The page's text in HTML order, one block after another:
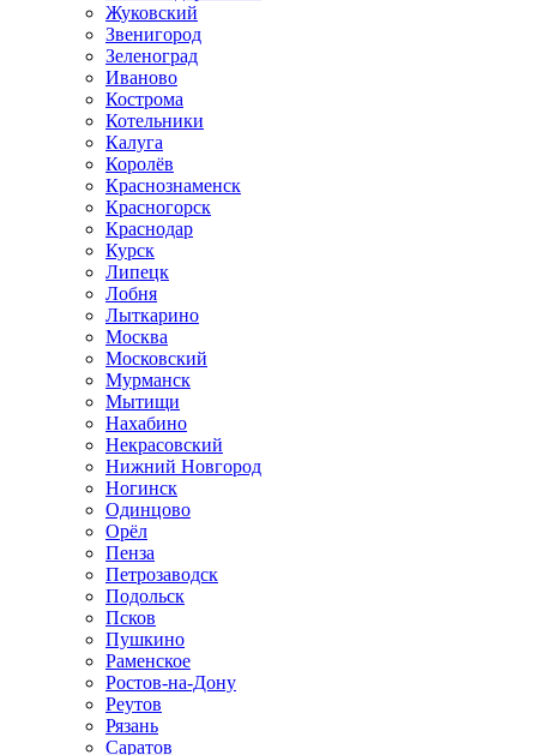
Жуковский
Звенигород
Зеленоград
Иваново
Кострома
Котельники
Калуга
Королёв
Краснознаменск
Красногорск
Краснодар
Курск
Липецк
Лобня
Лыткарино
Москва
Московский
Мурманск
Мытищи
Нахабино
Некрасовский
Нижний Новгород
Ногинск
Одинцово
Орёл
Пенза
Петрозаводск
Подольск
Псков
Пушкино
Раменское
Ростов-на-Дону
Реутов
Рязань
Саратов